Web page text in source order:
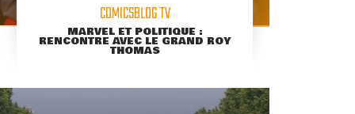
COMICSBLOG TV
MARVEL ET POLITIQUE :
RENCONTRE AVEC LE GRAND ROY
THOMAS